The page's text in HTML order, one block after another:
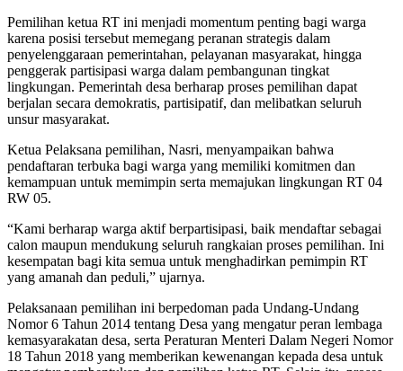
Pemilihan ketua RT ini menjadi momentum penting bagi warga
karena posisi tersebut memegang peranan strategis dalam
penyelenggaraan pemerintahan, pelayanan masyarakat, hingga
penggerak partisipasi warga dalam pembangunan tingkat
lingkungan. Pemerintah desa berharap proses pemilihan dapat
berjalan secara demokratis, partisipatif, dan melibatkan seluruh
unsur masyarakat.
Ketua Pelaksana pemilihan, Nasri, menyampaikan bahwa
pendaftaran terbuka bagi warga yang memiliki komitmen dan
kemampuan untuk memimpin serta memajukan lingkungan RT 04
RW 05.
“Kami berharap warga aktif berpartisipasi, baik mendaftar sebagai
calon maupun mendukung seluruh rangkaian proses pemilihan. Ini
kesempatan bagi kita semua untuk menghadirkan pemimpin RT
yang amanah dan peduli,” ujarnya.
Pelaksanaan pemilihan ini berpedoman pada Undang-Undang
Nomor 6 Tahun 2014 tentang Desa yang mengatur peran lembaga
kemasyarakatan desa, serta Peraturan Menteri Dalam Negeri Nomor
18 Tahun 2018 yang memberikan kewenangan kepada desa untuk